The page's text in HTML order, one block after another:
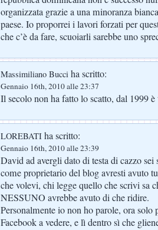
organizzata grazie a una minoranza
paese. Io proporrei i lavori forzati per
che c’è da fare, scuoiarli sarebbe uno
Massimiliano Bucci ha scritto:
Gennaio 16th, 2010 alle 23:37
Il secolo non ha fatto lo scatto, dal 1999
LOREBATI ha scritto:
Gennaio 16th, 2010 alle 23:39
David ad avergli dato di testa di cazzo sei
come proprietario del blog avresti avuto
che volevi, chi legge quello che scrivi sa
NESSUNO avrebbe avuto di che ridire.
Personalmente io non ho parole, ora solo
Facebook a vedere, e lì dentro sì che